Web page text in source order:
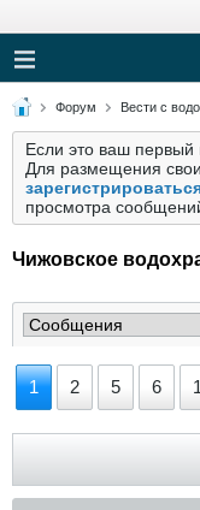
Форум Вести с
Если это ваш первый
Для размещения
просмотра
Чижовское
1 2 5 6